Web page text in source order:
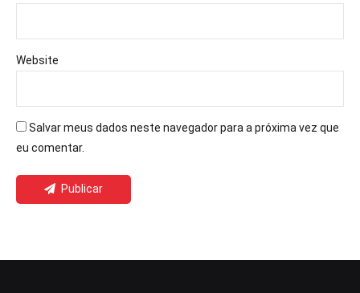
Website
Salvar meus dados neste navegador para a próxima vez que
eu comentar.
Publicar